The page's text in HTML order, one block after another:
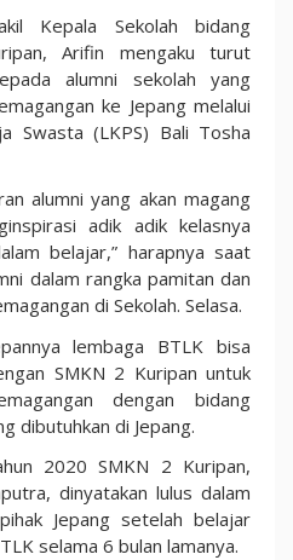
Kepala Sekolah bidang
Arifin mengaku turut
alumni sekolah yang
ke Jepang melalui
Swasta (LKPS) Bali Tosha
alumni yang akan magang
adik adik kelasnya
belajar,” harapnya saat
dalam rangka pamitan dan
di Sekolah. Selasa.
lembaga BTLK bisa
SMKN 2 Kuripan untuk
dengan bidang
dibutuhkan di Jepang.
2020 SMKN 2 Kuripan,
dinyatakan lulus dalam
Jepang setelah belajar
selama 6 bulan lamanya.